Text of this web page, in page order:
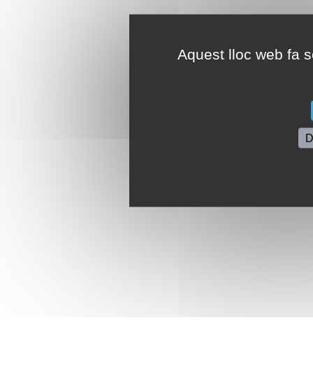
Aquest lloc web fa